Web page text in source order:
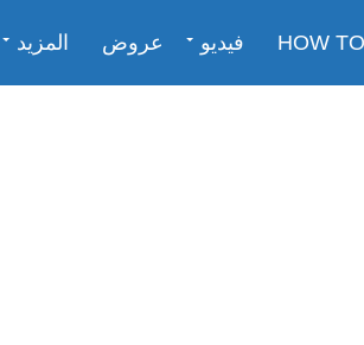
فيديو عروض المزيد